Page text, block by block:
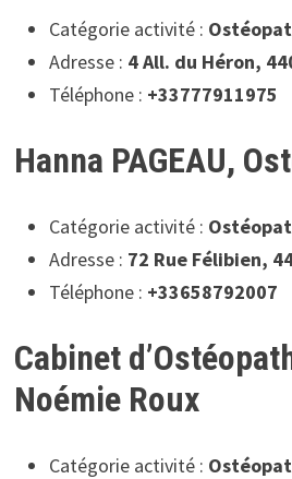
Catégorie activité :
Adresse : 4 All. du Héron,
Téléphone : +33777911975
Hanna PAGEAU,
Catégorie activité :
Adresse : 72 Rue Félibien,
Téléphone : +33658792007
Cabinet
Noémie Roux
Catégorie activité :